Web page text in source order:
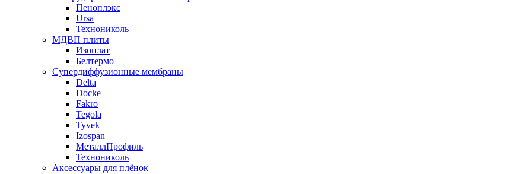
Пеноплэкс
Ursa
Технониколь
МДВП плиты
Изоплат
Белтермо
Супердиффузионные мембраны
Delta
Docke
Fakro
Tegola
Tyvek
Izospan
МеталлПрофиль
Технониколь
Аксессуары для плёнок